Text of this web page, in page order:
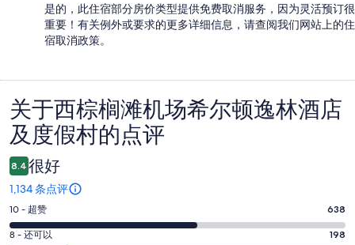
是的，此住宿部分房价类型提供免费取消服务，因为灵活预订很
重要！有关例外或要求的更多详细信息，请查阅我们网站上的住
宿取消政策。
点
评
关于西棕榈滩机场希尔顿逸林酒店
及度假村的点评
8.4 很好
1,134 条点评
10
分
10 - 超赞 638
8
8 - 还可以 198